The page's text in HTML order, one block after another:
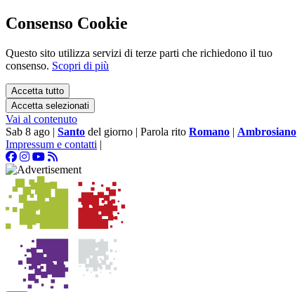
Consenso Cookie
Questo sito utilizza servizi di terze parti che richiedono il tuo
consenso. Scopri di più
Accetta tutto
Accetta selezionati
Vai al contenuto
Sab 8 ago | Santo del giorno | Parola rito Romano | Ambrosiano
Impressum e contatti |